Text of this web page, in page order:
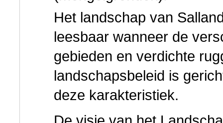
Het landschap van
leesbaar wanneer de
gebieden en verdichte
landschapsbeleid is
deze karakteristiek.